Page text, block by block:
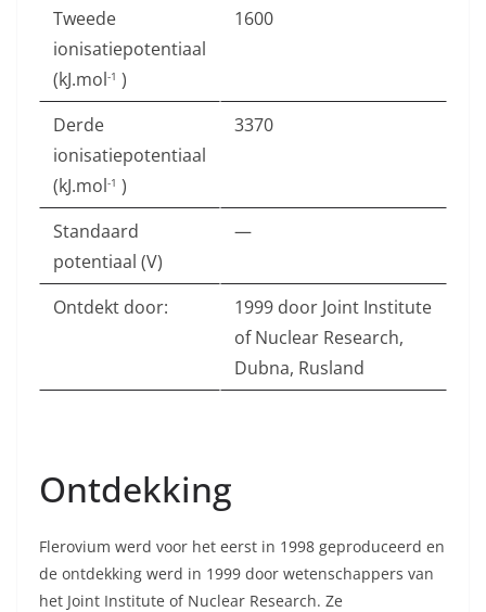
Tweede
ionisatiepotentiaal
(kJ.mol-1 )
1600
Derde
ionisatiepotentiaal
(kJ.mol-1 )
3370
Standaard
potentiaal (V)
—
Ontdekt door:
1999 door Joint Institute
of Nuclear Research,
Dubna, Rusland
Ontdekking
Flerovium werd voor het eerst in 1998 geproduceerd en
de ontdekking werd in 1999 door wetenschappers van
het Joint Institute of Nuclear Research. Ze